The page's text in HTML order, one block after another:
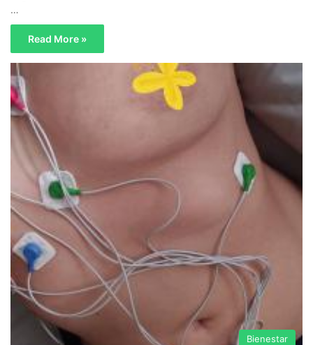
…
Read More »
Bienestar